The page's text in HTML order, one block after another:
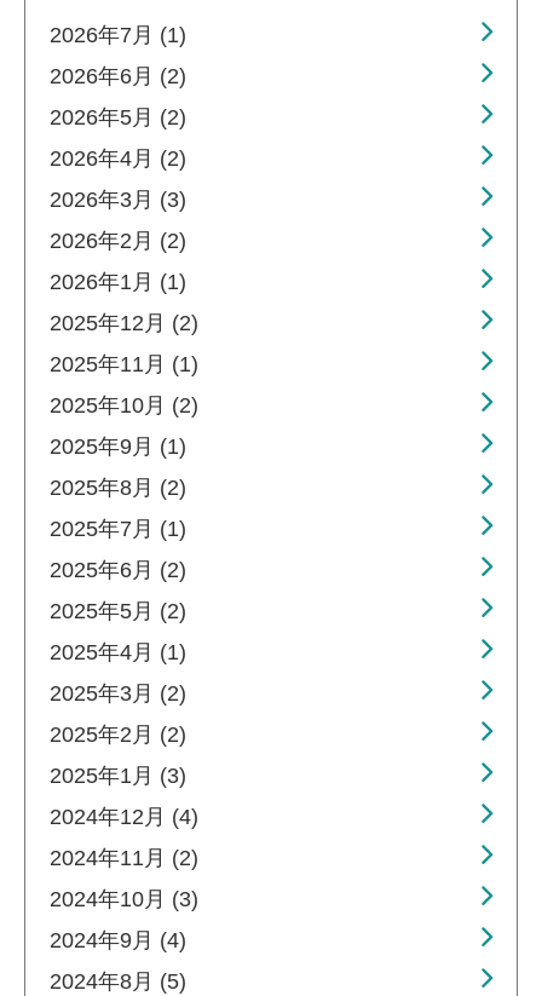
2026年7月 (1)
2026年6月 (2)
2026年5月 (2)
2026年4月 (2)
2026年3月 (3)
2026年2月 (2)
2026年1月 (1)
2025年12月 (2)
2025年11月 (1)
2025年10月 (2)
2025年9月 (1)
2025年8月 (2)
2025年7月 (1)
2025年6月 (2)
2025年5月 (2)
2025年4月 (1)
2025年3月 (2)
2025年2月 (2)
2025年1月 (3)
2024年12月 (4)
2024年11月 (2)
2024年10月 (3)
2024年9月 (4)
2024年8月 (5)